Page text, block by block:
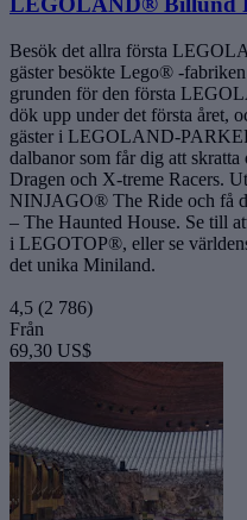
Besök det allra första
gäster besökte Lego® -
grunden för den första
dök upp under det första året,
gäster i LEGOLAND-
dalbanor som får dig att
Dragen och X-treme Racers.
NINJAGO® The Ride och få
– The Haunted House. Se till
i LEGOTOP®, eller se
det unika Miniland.
4,5 (2 786)
Från
69,30 US$